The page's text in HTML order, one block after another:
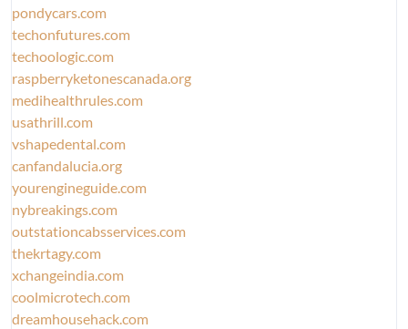
pondycars.com
techonfutures.com
techoologic.com
raspberryketonescanada.org
medihealthrules.com
usathrill.com
vshapedental.com
canfandalucia.org
yourengineguide.com
nybreakings.com
outstationcabsservices.com
thekrtagy.com
xchangeindia.com
coolmicrotech.com
dreamhousehack.com